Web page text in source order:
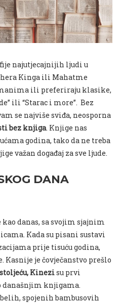
najutjecajnijih ljudi u
Kinga ili Mahatme
ili preferiraju klasike,
ili “Starac i more”. Bez
se najviše sviđa, neosporna
bez knjiga. Knjige nas
godina, tako da ne treba
važan događaj za sve ljude.
DANA
danas, sa svojim sjajnim
Kada su pisani sustavi
prije tisuću godina,
je čovječanstvo prešlo
stoljeću, Kinezisu prvi
knjigama.
spojenih bambusovih